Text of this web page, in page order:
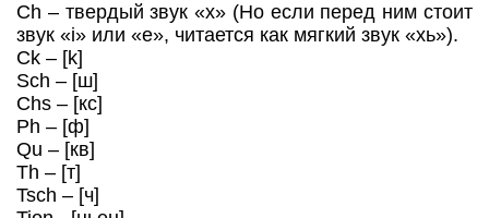
Ch – твердый звук «х» (Но если перед ним стоит
звук «i» или «e», читается как мягкий звук «хь»).
Ck – [k]
Sch – [ш]
Chs – [кс]
Ph – [ф]
Qu – [кв]
Th – [т]
Tsch – [ч]